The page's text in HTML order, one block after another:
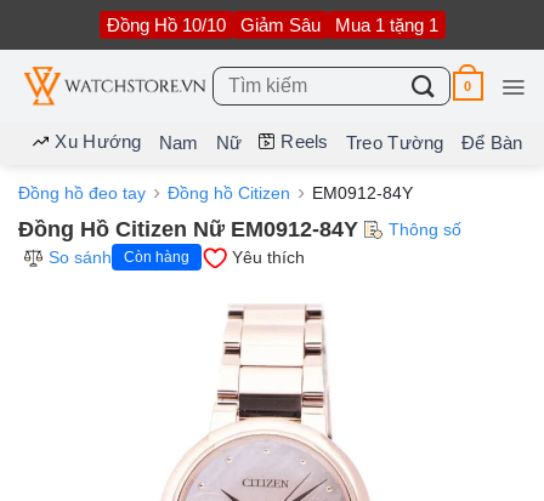
nội
dung
Đồng Hồ 10/10 Giảm Sâu Mua 1 tặng 1
Tìm
kiếm:
0
Xu Hướng Nam Nữ Reels Treo Tường Để Bàn
Đồng hồ đeo tay Đồng hồ Citizen EM0912-84Y
Đồng Hồ Citizen Nữ EM0912-84Y
Thông số
So sánh
Còn hàng Yêu thích